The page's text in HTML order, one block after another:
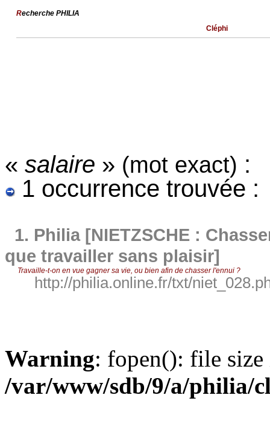
Recherche PHILIA
Cléphi
« salaire » (mot exact) :
1 occurrence trouvée :
1. Philia [NIETZSCHE :
que travailler sans plaisir]
Travaille-t-on en vue gagner sa vie, ou bien afin de chasser l'ennui ?
http://philia.online.fr/txt/
Warning: fopen(): file
/var/www/sdb/9/a/philia/